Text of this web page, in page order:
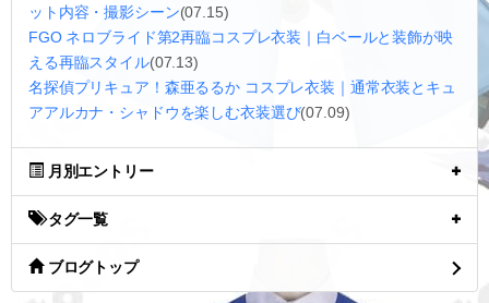
ット内容・撮影シーン(07.15)
FGO ネロブライド第2再臨コスプレ衣装｜白ベールと装飾が映
える再臨スタイル(07.13)
名探偵プリキュア！森亜るるか コスプレ衣装｜通常衣装とキュ
アアルカナ・シャドウを楽しむ衣装選び(07.09)
月別エントリー
タグ一覧
ブログトップ